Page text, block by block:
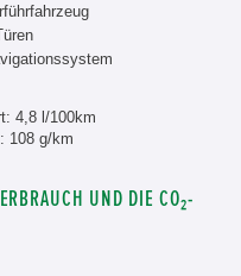
4,8 l/100km
108 g/km
UND DIE CO₂-